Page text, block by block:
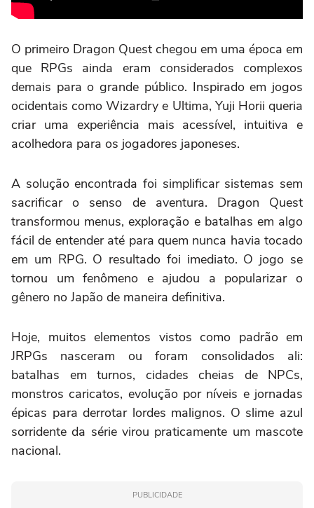
O primeiro Dragon Quest chegou em uma época em
que RPGs ainda eram considerados complexos
demais para o grande público. Inspirado em jogos
ocidentais como Wizardry e Ultima, Yuji Horii queria
criar uma experiência mais acessível, intuitiva e
acolhedora para os jogadores japoneses.
A solução encontrada foi simplificar sistemas sem
sacrificar o senso de aventura. Dragon Quest
transformou menus, exploração e batalhas em algo
fácil de entender até para quem nunca havia tocado
em um RPG. O resultado foi imediato. O jogo se
tornou um fenômeno e ajudou a popularizar o
gênero no Japão de maneira definitiva.
Hoje, muitos elementos vistos como padrão em
JRPGs nasceram ou foram consolidados ali:
batalhas em turnos, cidades cheias de NPCs,
monstros caricatos, evolução por níveis e jornadas
épicas para derrotar lordes malignos. O slime azul
sorridente da série virou praticamente um mascote
nacional.
PUBLICIDADE